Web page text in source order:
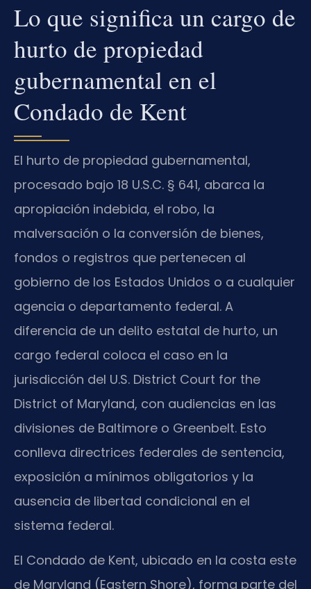
Lo que significa un cargo de
hurto de propiedad
gubernamental en el
Condado de Kent
El hurto de propiedad gubernamental,
procesado bajo 18 U.S.C. § 641, abarca la
apropiación indebida, el robo, la
malversación o la conversión de bienes,
fondos o registros que pertenecen al
gobierno de los Estados Unidos o a cualquier
agencia o departamento federal. A
diferencia de un delito estatal de hurto, un
cargo federal coloca el caso en la
jurisdicción del U.S. District Court for the
District of Maryland, con audiencias en las
divisiones de Baltimore o Greenbelt. Esto
conlleva directrices federales de sentencia,
exposición a mínimos obligatorios y la
ausencia de libertad condicional en el
sistema federal.
El Condado de Kent, ubicado en la costa este
de Maryland (Eastern Shore), forma parte del